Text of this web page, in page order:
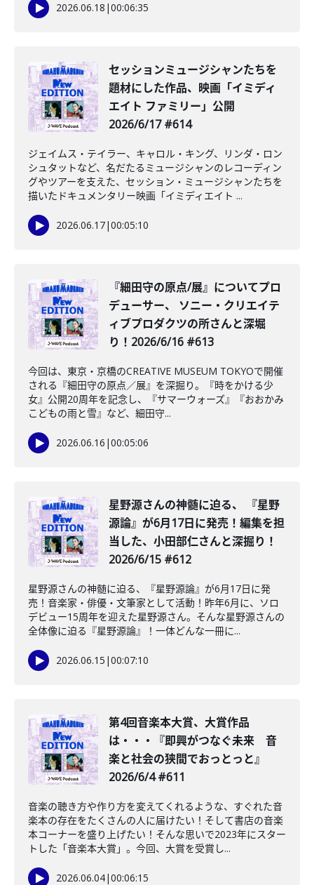
2026.06.18 |00:06:35
セッションミュージシャンたちを
題材にした作品、映画「イミディ
エイト ファミリー」公開
2026/6/17 #614
ジェイムス・テイラー、キャロル・キング、リンダ・ロン
シュタットなど、名だたるミュージシャンのレコーディン
グやツアーを支えた、セッション・ミュージシャンたちを
描いたドキュメンタリー映画「イミディエイト ...
2026.06.17|00:05:10
️『細田守の原点/展』についてプロ
デューサー、 ソニー・クリエイテ
ィブプロダクツの所さんと深堀
り！2026/6/16 #613
今回は、東京・京橋のCREATIVE MUSEUM TOKYOで開催
される『細田守の原点／展』を深掘り。『時をかける少
女』公開20周年を記念し、『サマーウォーズ』『おおかみ
こどもの雨と雪』など、細田守...
2026.06.16 |00:05:06
星野源さんの神髄に迫る、 『星野
源論』が6月17日に発売！編集を担
当した、小田部仁さんと深掘り！
2026/6/15 #612
星野源さんの神髄に迫る、『星野源論』が6月17日に発
売！音楽家・俳優・文筆家として活動！昨年6月に、ソロ
デビュー15周年を迎えた星野源さん。そんな星野源さんの
全体像に迫る『星野源論』！一体どんな一冊に...
2026.06.15 |00:07:10
第4回音楽本大賞、大賞作品
は・・・『即興がつなぐ未来 音
楽と社会の狭間でおっとっと』
2026/6/4 #611
音楽の聴き方や作り方を変えてくれるような、すぐれた音
楽本の存在をたくさんの人に届けたい！そして書店の音楽
本コーナーを盛り上げたい！そんな思いで2023年にスター
トした「音楽本大賞」。今回、大賞を受賞し...
2026.06.04|00:06:15